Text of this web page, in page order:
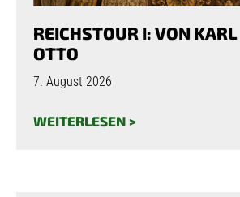
REICHSTOUR I: VON
OTTO
7. August 2026
WEITERLESEN >